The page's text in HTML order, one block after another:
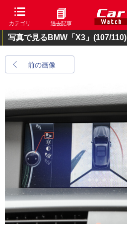
カテゴリ 過去記事
写真で見るBMW「X3」 (107/110)
前の画像